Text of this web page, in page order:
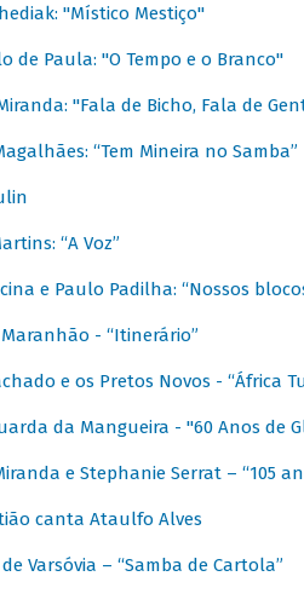
"Místico Mestiço"
de Paula: "O Tempo e o Branco"
"Fala de Bicho, Fala de
“Tem Mineira no Samba”
“A Voz”
e Paulo Padilha: “Nossos
- “Itinerário”
e os Pretos Novos - “África
da Mangueira - "60 Anos de
e Stephanie Serrat – “105
canta Ataulfo Alves
Varsóvia – “Samba de Cartola”